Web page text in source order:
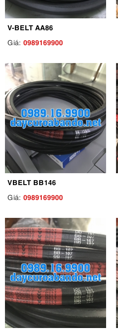
V-BELT AA86
Giá: 0989169900
VBELT BB146
Giá: 0989169900